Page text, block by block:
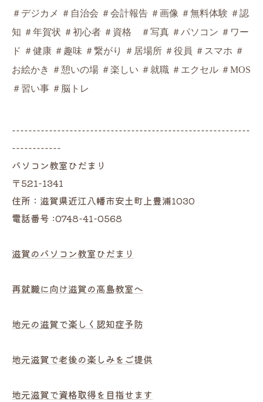
＃デジカメ ＃自治会 ＃会計報告 ＃画像 ＃無料体験 ＃認
知 ＃年賀状 ＃初心者 ＃資格 ＃写真 ＃パソコン ＃ワー
ド ＃健康 ＃趣味 ＃繋がり ＃居場所 ＃役員 ＃スマホ ＃
お絵かき ＃憩いの場 ＃楽しい ＃就職 ＃エクセル ＃MOS
＃習い事 ＃脳トレ
----------------------------------------------------------
------------
パソコン教室ひだまり
〒521-1341
住所：滋賀県近江八幡市安土町上豊浦1030
電話番号 :0748-41-0568
滋賀のパソコン教室ひだまり
再就職に向け滋賀の高島教室へ
地元の滋賀で楽しく認知症予防
地元滋賀で老後の楽しみをご提供
地元滋賀で資格取得を目指せます